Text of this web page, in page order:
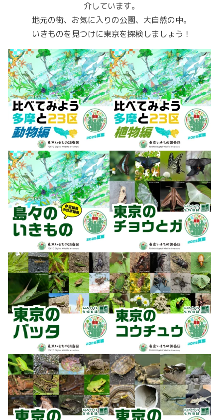
介しています。
地元の街、​お気に入りの公園、大自然の中。
いきものを見つけに東京を探検しましょう！